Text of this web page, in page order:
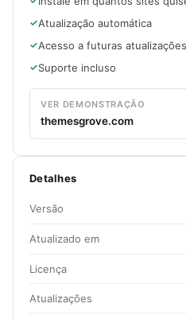
Atualização automática
Acesso a futuras atualizações
Suporte incluso
VER DEMONSTRAÇÃO
themesgrove.com
Detalhes
Versão
Atualizado em
Licença
Atualizações